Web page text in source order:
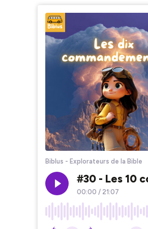
Biblus - Explorateurs de la Bible
#30 - Les 10
00:00 / 21:07